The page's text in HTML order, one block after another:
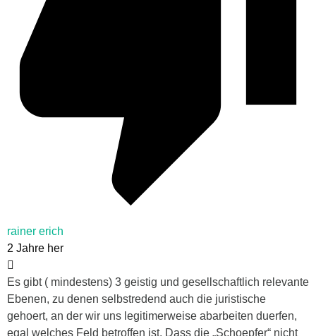
rainer erich
2 Jahre her
Es gibt ( mindestens) 3 geistig und gesellschaftlich relevante
Ebenen, zu denen selbstredend auch die juristische
gehoert, an der wir uns legitimerweise abarbeiten duerfen,
egal welches Feld betroffen ist. Dass die „Schoepfer“ nicht